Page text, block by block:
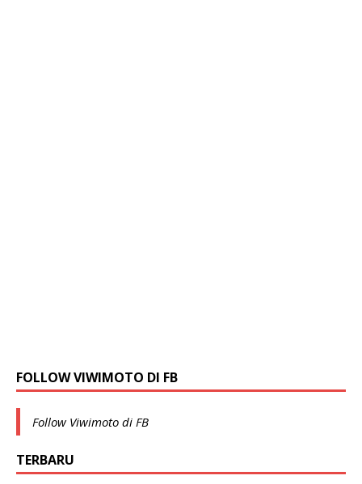
FOLLOW VIWIMOTO DI FB
Follow Viwimoto di FB
TERBARU